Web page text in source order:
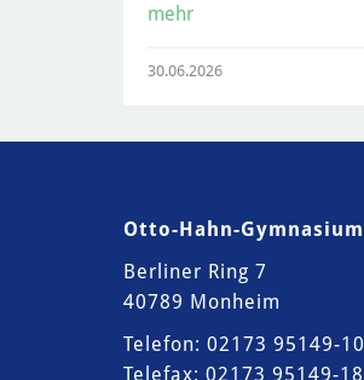
mehr
30.06.2026
Otto-Hahn-Gymnasium
Berliner Ring 7
40789 Monheim
Telefon: 02173 95149-10
Telefax: 02173 95149-18